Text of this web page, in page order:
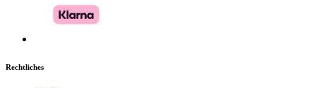
Rechtliches